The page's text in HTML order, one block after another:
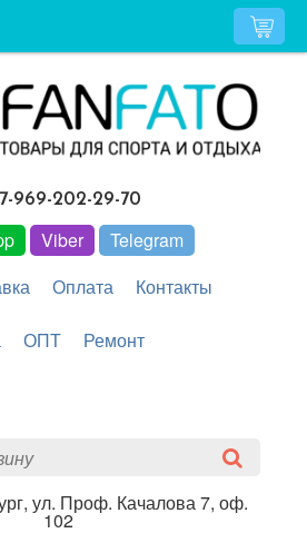
969-202-29-70
Viber
Telegram
Оплата Контакты
ОПТ Ремонт
, ул. Проф. Качалова 7, оф.
102